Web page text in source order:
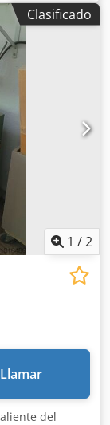
380 V,
con ambas
del motor del
CE
Clasificado
1 /2
Llamar
del